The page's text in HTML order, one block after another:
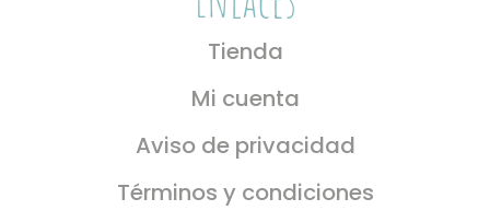
Tienda
Mi cuenta
Aviso de privacidad
Términos y condiciones